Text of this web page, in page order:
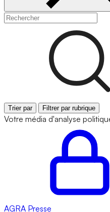
Trier par Filtrer par rubrique
Votre média d'analyse
AGRA Presse